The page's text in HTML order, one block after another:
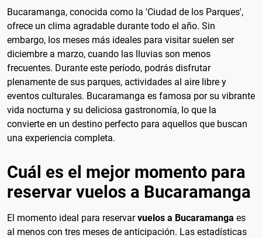
Bucaramanga, conocida como la 'Ciudad de los Parques',
ofrece un clima agradable durante todo el año. Sin
embargo, los meses más ideales para visitar suelen ser
diciembre a marzo, cuando las lluvias son menos
frecuentes. Durante este período, podrás disfrutar
plenamente de sus parques, actividades al aire libre y
eventos culturales. Bucaramanga es famosa por su vibrante
vida nocturna y su deliciosa gastronomía, lo que la
convierte en un destino perfecto para aquellos que buscan
una experiencia completa.
Cuál es el mejor momento para
reservar vuelos a Bucaramanga
El momento ideal para reservarvuelos a Bucaramanga es
al menos con tres meses de anticipación. Las estadísticas